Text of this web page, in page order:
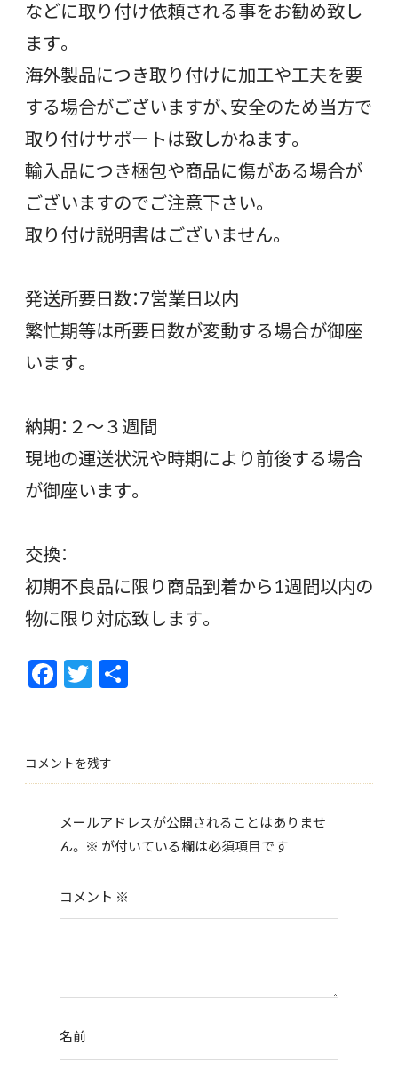
などに取り付け依頼される事をお勧め致し
ます。
海外製品につき取り付けに加工や工夫を要
する場合がございますが、安全のため当方で
取り付けサポートは致しかねます。
輸入品につき梱包や商品に傷がある場合が
ございますのでご注意下さい。
取り付け説明書はございません。
発送所要日数：7営業日以内
繁忙期等は所要日数が変動する場合が御座
います。
納期：２〜３週間
現地の運送状況や時期により前後する場合
が御座います。
交換：
初期不良品に限り商品到着から1週間以内の
物に限り対応致します。
F
ac
b
o
o
k
T
w
er
コメントを残す
メールアドレスが公開されることはありませ
ん。 ※ が付いている欄は必須項目です
コメント ※
名前